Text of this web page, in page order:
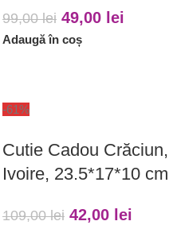
99,00lei 49,00 lei
Adaugă în coș
-61%
Cutie Cadou Crăciun,
Ivoire, 23.5*17*10 cm
109,00lei 42,00 lei